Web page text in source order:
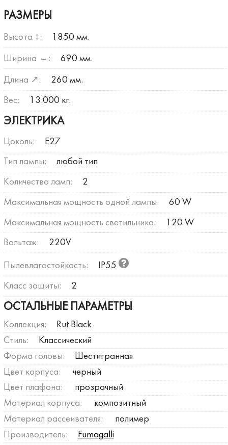
РАЗМЕРЫ
Высота ↕: 1850 мм.
Ширина ↔: 690 мм.
Длина ↗: 260 мм.
Вес: 13.000 кг.
ЭЛЕКТРИКА
Цоколь: E27
Тип лампы: любой тип
Количество ламп: 2
Максимальная мощность одной лампы: 60 W
Максимальная мощность светильника: 120 W
Вольтаж: 220V
Пылевлагостойкость: IP55
Класс защиты: 2
ОСТАЛЬНЫЕ ПАРАМЕТРЫ
Коллекция:
Rut Black
Стиль:
Классический
Форма головы:
Шестигранная
Цвет корпуса:
черный
Цвет плафона:
прозрачный
Материал корпуса:
композитный
Материал рассеивателя:
полимер
Производитель:
Fumagalli